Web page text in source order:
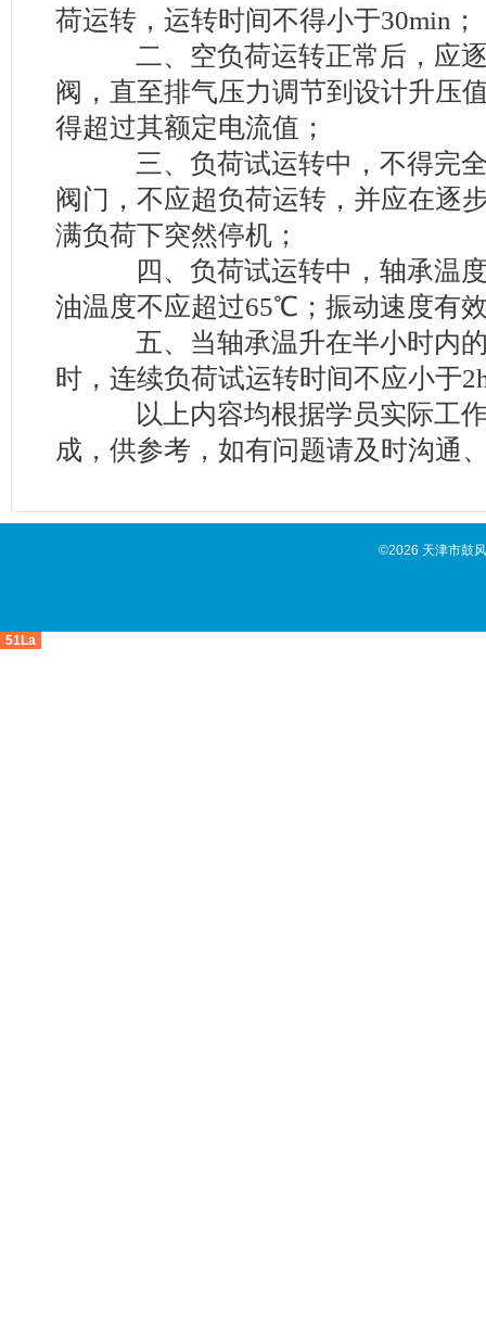
荷运转，运转时间不得小于30min；
二、空负荷运转正常后，应逐
阀，直至排气压力调节到设计升压
得超过其额定电流值；
三、负荷试运转中，不得完全
阀门，不应超负荷运转，并应在逐
满负荷下突然停机；
四、负荷试运转中，轴承温
油温度不应超过65℃；振动速度有
五、当轴承温升在半小时内
时，连续负荷试运转时间不应小于
以上内容均根据学员实际工作
成，供参考，如有问题请及时沟通
©2026 天津市鼓
51La